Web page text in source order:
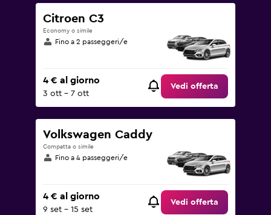
Citroen C3
Economy o simile
Fino a 2 passeggeri/e
4 € al giorno
3 ott - 7 ott
Vedi offerta
Volkswagen Caddy
Compatta o simile
Fino a 4 passeggeri/e
4 € al giorno
9 set - 15 set
Vedi offerta